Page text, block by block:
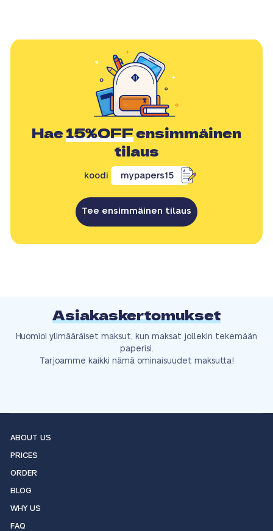
Hae15%OFFensimmäinen
tilaus
koodi mypapers15
Tee ensimmäinen tilaus
Asiakaskertomukset
Huomioi ylimääräiset maksut, kun maksat jollekin tekemään
paperisi.
Tarjoamme kaikki nämä ominaisuudet maksutta!
ABOUT US
PRICES
ORDER
BLOG
WHY US
FAQ